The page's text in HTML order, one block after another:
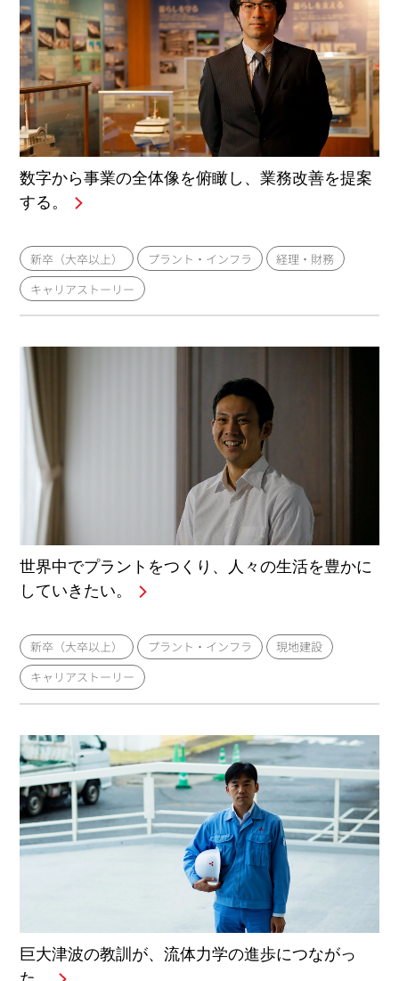
数字から事業の全体像を俯瞰し、業務改善を提案
する。
新卒（大卒以上） プラント・インフラ
経理・財務
キャリアストーリー
世界中でプラントをつくり、人々の生活を豊かに
していきたい。
新卒（大卒以上） プラント・インフラ
現地建設
キャリアストーリー
巨大津波の教訓が、流体力学の進歩につながっ